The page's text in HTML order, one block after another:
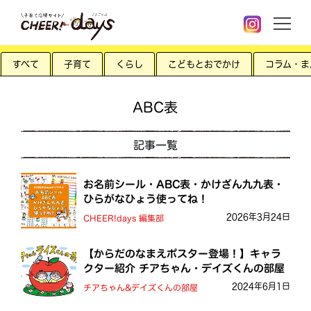
すべて 子育て くらし こどもとおでかけ コラム・
ABC表
記事一覧
お名前シール・ABC表・かけざん九九表・
ひらがなひょう使ってね！
CHEER!days 編集部 2026年3月24日
【からだのなまえポスター登場！】キャラ
クター紹介 チアちゃん・デイズくんの部屋
チアちゃん&デイズくんの部屋 2024年6月1日